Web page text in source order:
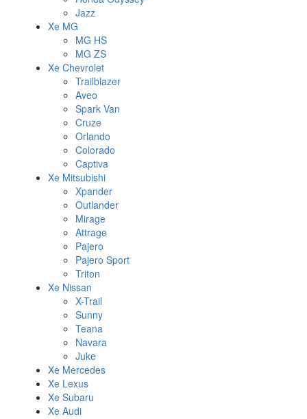
Jazz
Xe MG
MG HS
MG ZS
Xe Chevrolet
Trailblazer
Aveo
Spark Van
Cruze
Orlando
Colorado
Captiva
Xe Mitsubishi
Xpander
Outlander
Mirage
Attrage
Pajero
Pajero Sport
Triton
Xe Nissan
X-Trail
Sunny
Teana
Navara
Juke
Xe Mercedes
Xe Lexus
Xe Subaru
Xe Audi